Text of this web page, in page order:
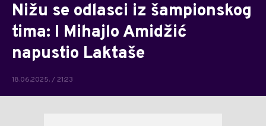
Nižu se odlasci iz šampionskog
tima: I Mihajlo Amidžić
napustio Laktaše
18.06.2025. / 21:23